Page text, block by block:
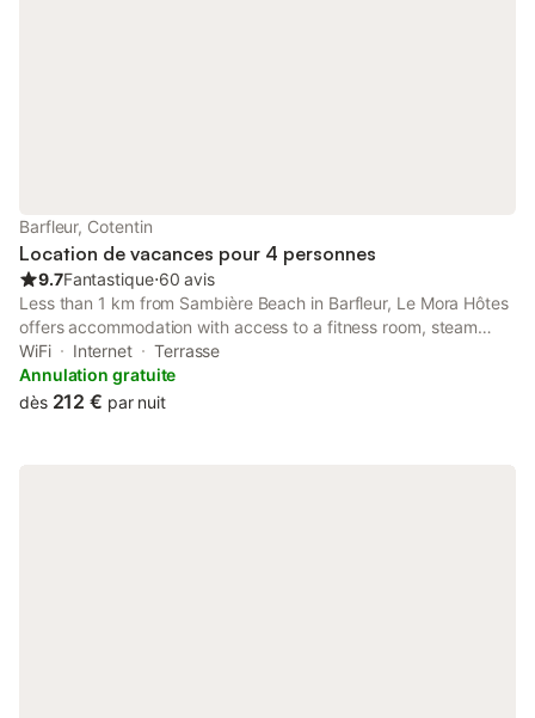
Barfleur, Cotentin
Location de vacances pour 4 personnes
9.7Fantastique⋅60 avis
Less than 1 km from Sambière Beach in Barfleur, Le Mora Hôtes
offers accommodation with access to a fitness room, steam
room and solarium. It is located 11 km from Tatihou Fort and
features luggage storage space.
WiFi Internet
Terrasse
Annulation gratuite
dès 212 € par nuit